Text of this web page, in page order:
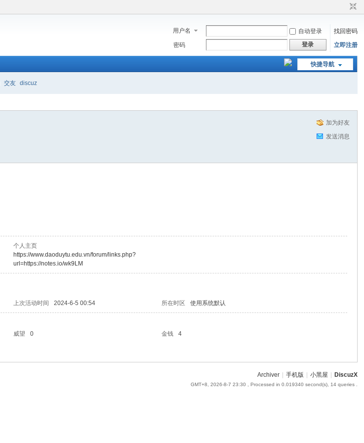
用户名 自动登录
找回密码
密码
登录 立即注册
快捷导航
交友 discuz
加为好友
发送消息
个人主页
https://www.daoduytu.edu.vn/forum/links.php?
url=https://notes.io/wk9LM
上次活动时间 2024-6-5 00:54 所在时区 使用系统默认
威望 0 金钱
4
Archiver 手机版 小黑屋 DiscuzX
GMT+8, 2026-8-7 23:30 , Processed in 0.019340 second(s), 14 queries .